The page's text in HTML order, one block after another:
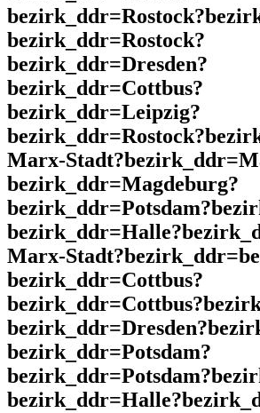
bezirk_ddr=Rostock?
bezirk_ddr=Dresden?
bezirk_ddr=Cottbus?
bezirk_ddr=Leipzig?
Marx-
bezirk_ddr=Magdeburg?
Marx-
bezirk_ddr=Cottbus?
bezirk_ddr=Potsdam?